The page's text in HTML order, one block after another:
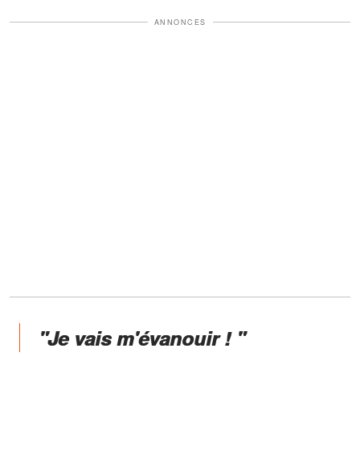
ANNONCES
"Je vais m'évanouir ! "